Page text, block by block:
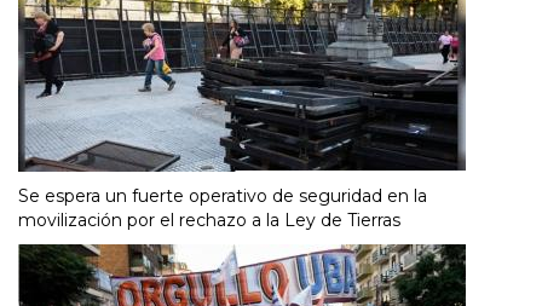
Se espera un fuerte operativo de seguridad en la
movilización por el rechazo a la Ley de Tierras